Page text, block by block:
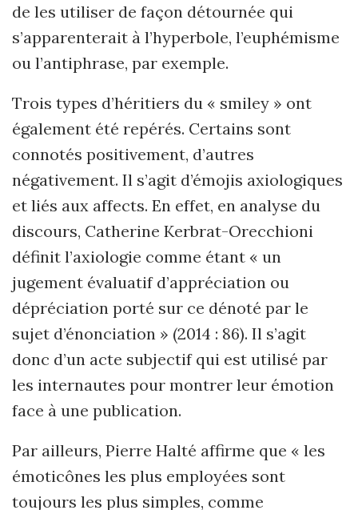
de les utiliser de façon détournée qui
s’apparenterait à l’hyperbole, l’euphémisme
ou l’antiphrase, par exemple.
Trois types d’héritiers du « smiley » ont
également été repérés. Certains sont
connotés positivement, d’autres
négativement. Il s’agit d’émojis axiologiques
et liés aux affects. En effet, en analyse du
discours, Catherine Kerbrat-Orecchioni
définit l’axiologie comme étant « un
jugement évaluatif d’appréciation ou
dépréciation porté sur ce dénoté par le
sujet d’énonciation » (2014 : 86). Il s’agit
donc d’un acte subjectif qui est utilisé par
les internautes pour montrer leur émotion
face à une publication.
Par ailleurs, Pierre Halté affirme que « les
émoticônes les plus employées sont
toujours les plus simples, comme